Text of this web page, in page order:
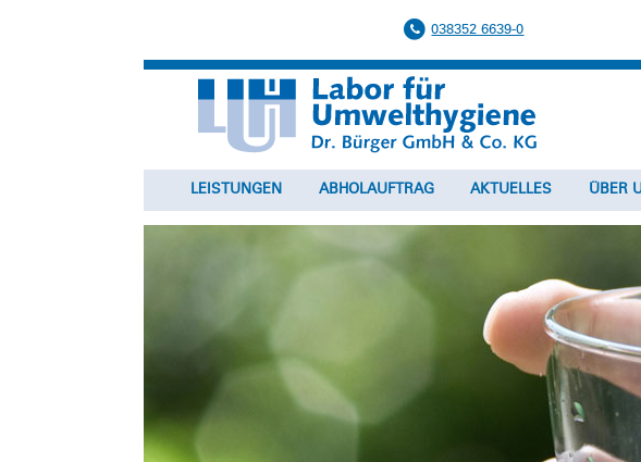
038352 6639-0
LEISTUNGEN ABHOLAUFTRAG AKTUELLES ÜBER